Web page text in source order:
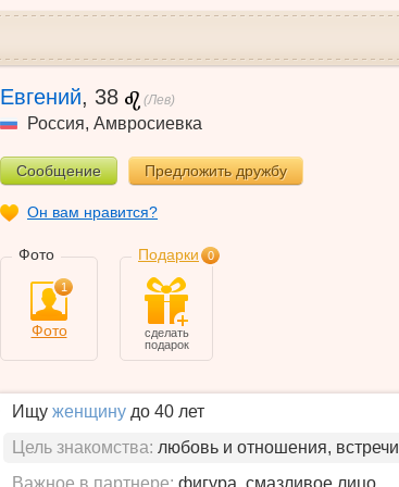
Евгений, 38 (Лев)
Россия, Амвросиевка
Сообщение Предложить дружбу
Он вам нравится?
Фото
1
Фото
Подарки 0
сделать
подарок
Ищу женщину до 40 лет
Цель знакомства: любовь и отношения, встречи
Важное в партнере: фигура, смазливое лицо